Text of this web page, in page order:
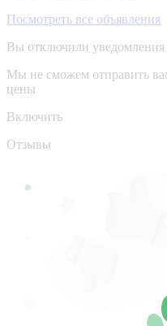
Посмотреть все объявления
Вы отключили уведомления
Мы не сможем отправить
цены
Включить
Отзывы